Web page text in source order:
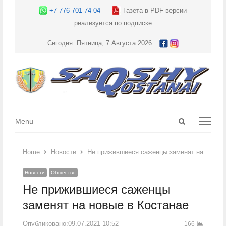
+7 776 701 74 04
Газета в PDF версии
реализуется по подписке
Сегодня: Пятница, 7 Августа 2026
Open
Menu
Menu
Home Новости Не прижившиеся саженцы заменят на новые
Новости Общество
Не прижившиеся саженцы
заменят на новые в Костанае
Опубликовано:09.07.2021 10:52 166